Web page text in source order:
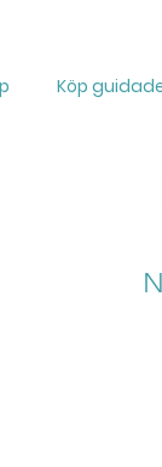
Köp